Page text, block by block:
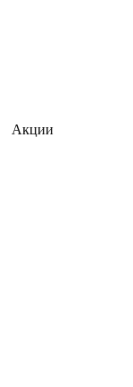
Акции